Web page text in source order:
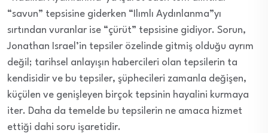
“savun” tepsisine giderken “Ilımlı Aydınlanma”yı
sırtından vuranlar ise “çürüt” tepsisine gidiyor. Sorun,
Jonathan Israel’in tepsiler özelinde gitmiş olduğu ayrım
değil; tarihsel anlayışın habercileri olan tepsilerin ta
kendisidir ve bu tepsiler, şüphecileri zamanla değişen,
küçülen ve genişleyen birçok tepsinin hayalini kurmaya
iter. Daha da temelde bu tepsilerin ne amaca hizmet
ettiği dahi soru işaretidir.